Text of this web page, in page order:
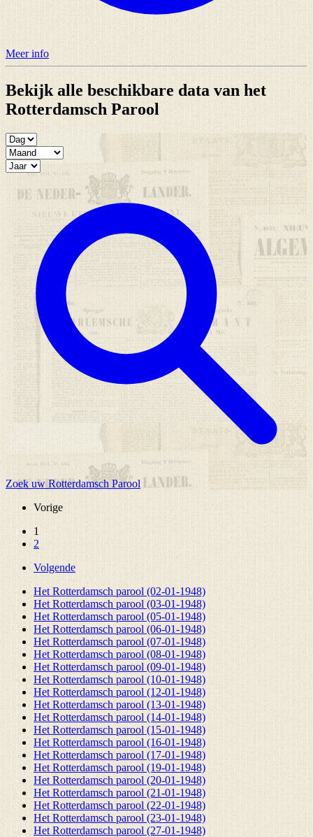
Meer info
Bekijk alle beschikbare data van het
Rotterdamsch Parool
Zoek uw Rotterdamsch Parool
Vorige
1
2
Volgende
Het Rotterdamsch parool (02-01-1948)
Het Rotterdamsch parool (03-01-1948)
Het Rotterdamsch parool (05-01-1948)
Het Rotterdamsch parool (06-01-1948)
Het Rotterdamsch parool (07-01-1948)
Het Rotterdamsch parool (08-01-1948)
Het Rotterdamsch parool (09-01-1948)
Het Rotterdamsch parool (10-01-1948)
Het Rotterdamsch parool (12-01-1948)
Het Rotterdamsch parool (13-01-1948)
Het Rotterdamsch parool (14-01-1948)
Het Rotterdamsch parool (15-01-1948)
Het Rotterdamsch parool (16-01-1948)
Het Rotterdamsch parool (17-01-1948)
Het Rotterdamsch parool (19-01-1948)
Het Rotterdamsch parool (20-01-1948)
Het Rotterdamsch parool (21-01-1948)
Het Rotterdamsch parool (22-01-1948)
Het Rotterdamsch parool (23-01-1948)
Het Rotterdamsch parool (27-01-1948)